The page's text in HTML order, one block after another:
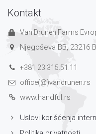
Kontakt
Van Drunen Farms
Njegoševa BB, 23216
+381 23 315.51.11
office(@)vandrunen.rs
www.handful.rs
Uslovi korišćenja